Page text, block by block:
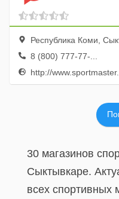
Республика Коми,
8 (800) 777-77-...
http://
30 магазинов
Сыктывкаре.
всех спортивных